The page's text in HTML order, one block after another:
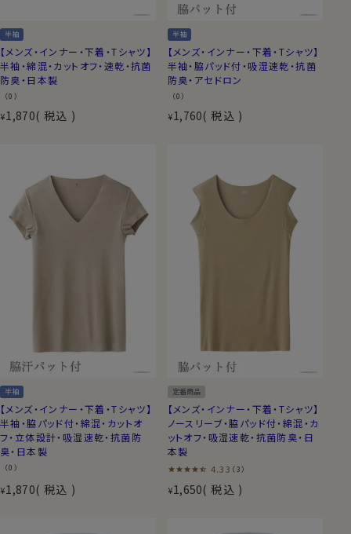
半袖
【メンズ・インナー・下着・Tシャツ】
半袖・綿混・カットオフ・速乾・抗菌
防臭・日本製
（0）
¥1,870 税込
半袖
【メンズ・インナー・下着・Tシャツ】
半袖・脇パッド付・吸湿速乾・抗菌
防臭・アセドロン
（0）
¥1,760 税込
半袖
【メンズ・インナー・下着・Tシャツ】
半袖・脇パッド付・綿混・カットオ
フ・立体設計・吸湿速乾・抗菌防
臭・日本製
（0）
¥1,870 税込
定番商品
【メンズ・インナー・下着・Tシャツ】
ノースリーブ・脇パッド付・綿混・カ
ットオフ・吸湿速乾・抗菌防臭・日
本製
4.33 （3）
¥1,650 税込